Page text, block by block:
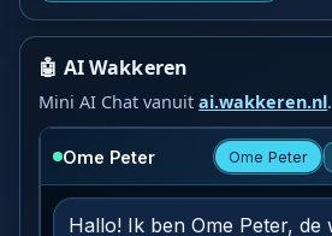
🤖 AI Wakkeren
Mini AI Chat vanuitai.wakkeren.nl.